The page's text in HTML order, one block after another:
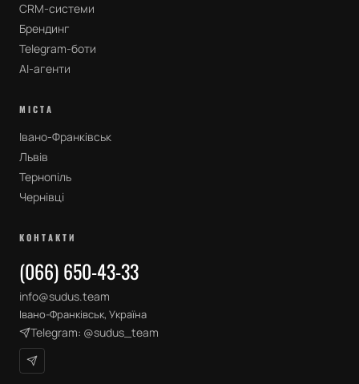
CRM-системи
Брендинг
Telegram-боти
AI-агенти
МІСТА
Івано-Франківськ
Львів
Тернопіль
Чернівці
КОНТАКТИ
(066) 650-43-33
info@sudus.team
Івано-Франківськ, Україна
Telegram: @sudus_team